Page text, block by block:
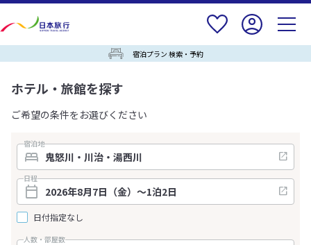
宿泊プラン 検索・予約
ホテル・旅館を探す
ご希望の条件をお選びください
宿泊地
日程
日付指定なし
人数・部屋数